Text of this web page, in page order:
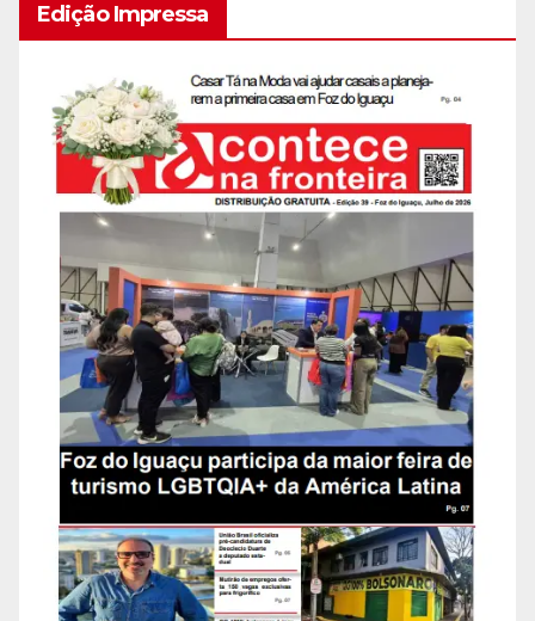
Edição Impressa